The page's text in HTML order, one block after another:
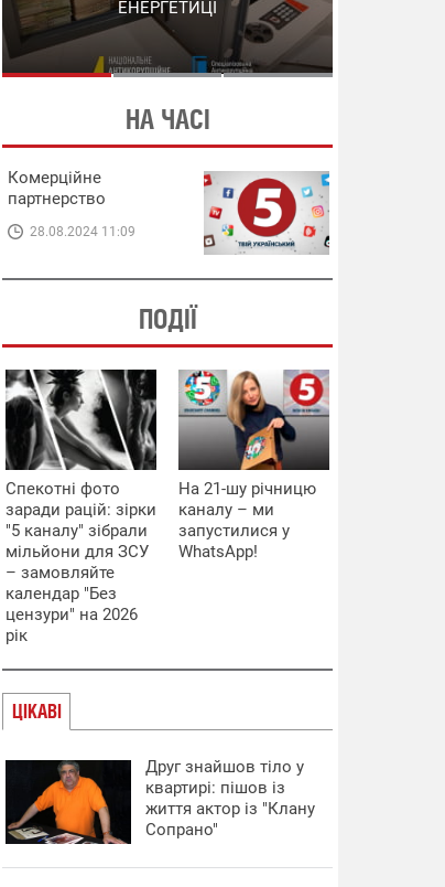
СХЕМИ В ЕНЕРГЕТИЦІ
ЕНЕРГЕТИЦІ
НА ЧАСІ
Комерційне
партнерство
28.08.2024 11:09
ПОДІЇ
Спекотні фото
заради рацій: зірки
"5 каналу" зібрали
мільйони для ЗСУ
– замовляйте
календар "Без
цензури" на 2026
рік
На 21-шу річницю
каналу – ми
запустилися у
WhatsApp!
ЦІКАВІ
Друг знайшов тіло у
квартирі: пішов із
життя актор із "Клану
Сопрано"